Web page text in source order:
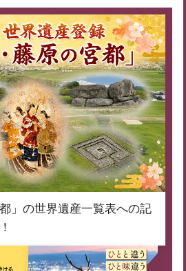
」の世界遺産一覧表への記